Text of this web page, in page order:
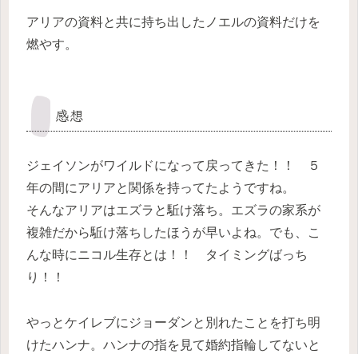
アリアの資料と共に持ち出したノエルの資料だけを
燃やす。
感想
ジェイソンがワイルドになって戻ってきた！！ ５
年の間にアリアと関係を持ってたようですね。
そんなアリアはエズラと駈け落ち。エズラの家系が
複雑だから駈け落ちしたほうが早いよね。でも、こ
んな時にニコル生存とは！！ タイミングばっち
り！！
やっとケイレブにジョーダンと別れたことを打ち明
けたハンナ。ハンナの指を見て婚約指輪してないと